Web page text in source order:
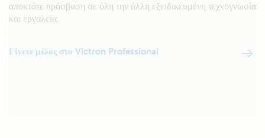
αποκτάτε πρόσβαση σε όλη την άλλη εξειδικευμένη τεχνογνωσία
και εργαλεία.
Γίνετε μέλος στο Victron Professional